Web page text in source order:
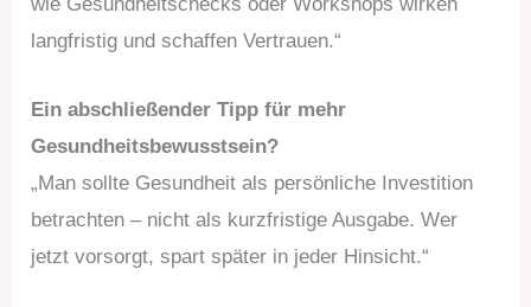
langfristig und schaffen Vertrauen.“
Ein abschließender Tipp für mehr
Gesundheitsbewusstsein?
„Man sollte Gesundheit als persönliche Investition
betrachten – nicht als kurzfristige Ausgabe. Wer
jetzt vorsorgt, spart später in jeder Hinsicht.“